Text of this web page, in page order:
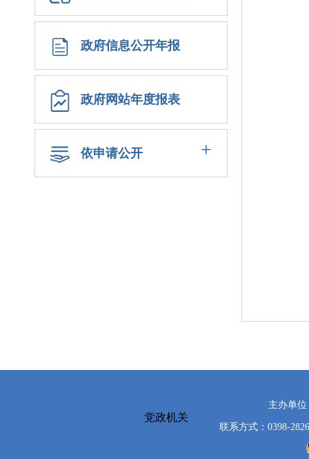
政府信息公开年报
政府网站年度报表
依申请公开 +
党政机关
主办单
联系方式：0398-